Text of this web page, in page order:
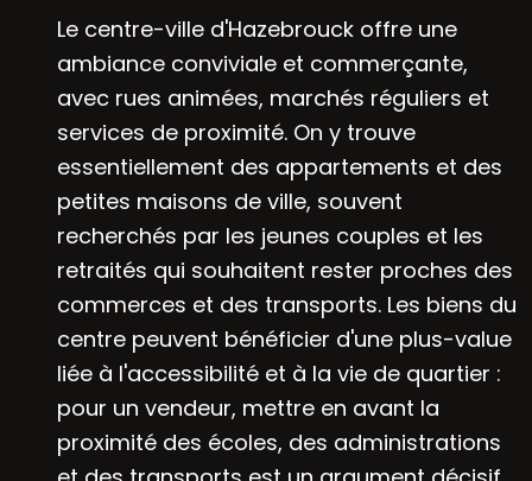
Le centre-ville d'Hazebrouck offre une
ambiance conviviale et commerçante,
avec rues animées, marchés réguliers et
services de proximité. On y trouve
essentiellement des appartements et des
petites maisons de ville, souvent
recherchés par les jeunes couples et les
retraités qui souhaitent rester proches des
commerces et des transports. Les biens du
centre peuvent bénéficier d'une plus-value
liée à l'accessibilité et à la vie de quartier :
pour un vendeur, mettre en avant la
proximité des écoles, des administrations